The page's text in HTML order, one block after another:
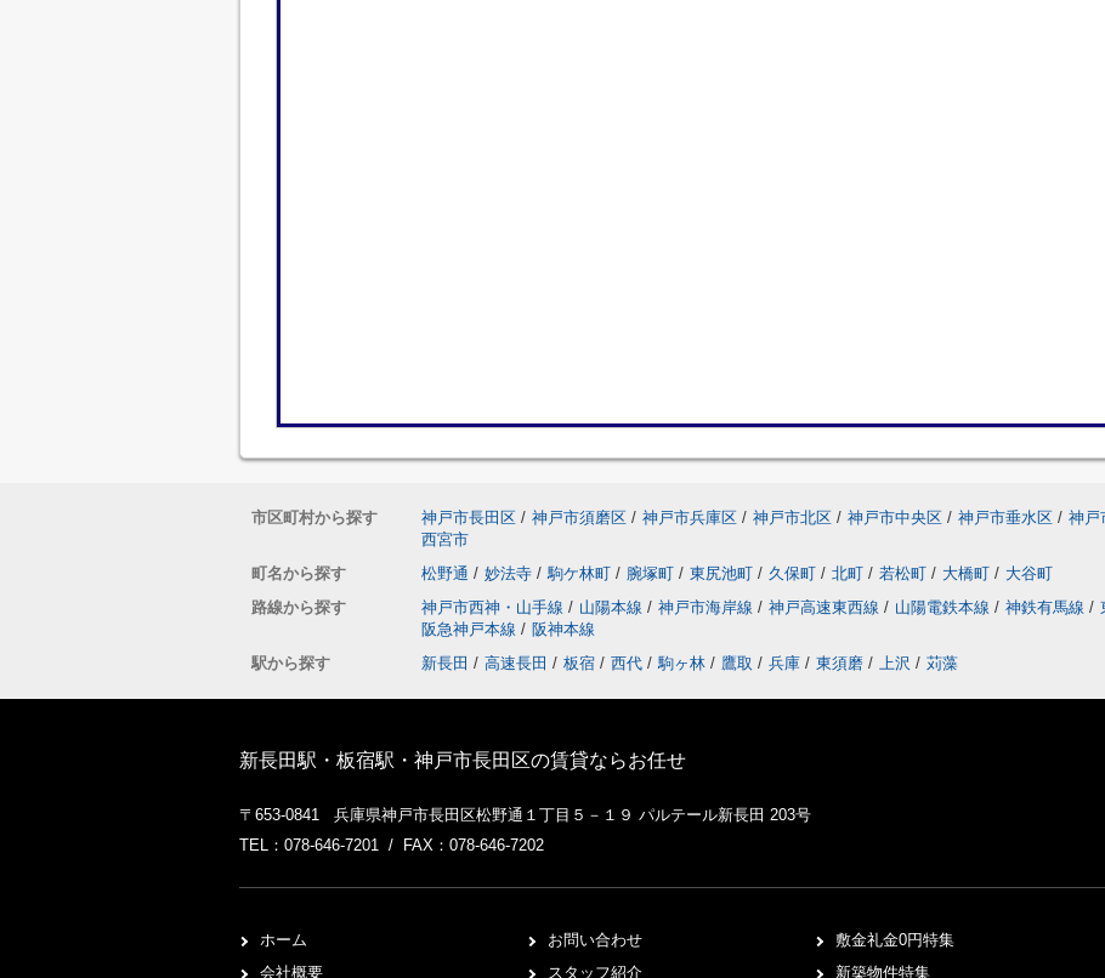
市区町村から探す 神戸市長田区 / 神戸市須磨区 / 神戸市兵庫区 / 神戸市北区 / 神戸市中央区 / 神戸市垂水区 / 神戸
西宮市
町名から探す
松野通 / 妙法寺 / 駒ケ林町 / 腕塚町 / 東尻池町 / 久保町 / 北町 / 若松町 / 大橋町 / 大谷町
路線から探す
神戸市西神・山手線 / 山陽本線 / 神戸市海岸線 / 神戸高速東西線 / 山陽電鉄本線 / 神鉄有馬線 /
阪急神戸本線 / 阪神本線
駅から探す
新長田 / 高速長田 / 板宿 / 西代 / 駒ヶ林 / 鷹取 / 兵庫 / 東須磨 / 上沢 / 苅藻
新長田駅・板宿駅・神戸市長田区の賃貸ならお任せ
〒653-0841 兵庫県神戸市長田区松野通１丁目５－１９ パルテール新長田 203号
TEL：078-646-7201 / FAX：078-646-7202
ホーム
会社概要
お問い合わせ
スタッフ紹介
敷金礼金0円特集
新築物件特集